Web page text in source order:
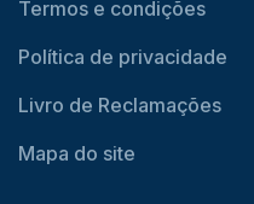
Termos e condições
Política de privacidade
Livro de Reclamações
Mapa do site